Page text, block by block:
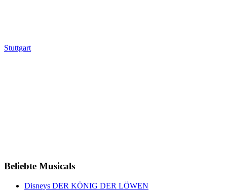
Stuttgart
Beliebte Musicals
Disneys DER KÖNIG DER LÖWEN